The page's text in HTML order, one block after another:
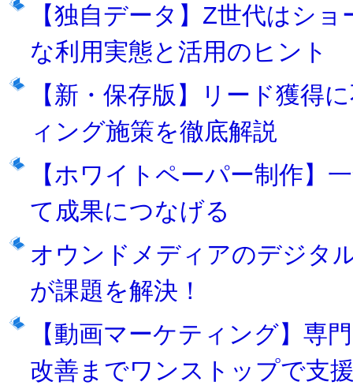
【独自データ】Z世代はシ
な利用実態と活用のヒント
【新・保存版】リード獲得
ィング施策を徹底解説
【ホワイトペーパー制作】
て成果につなげる
オウンドメディアのデジタ
が課題を解決！
【動画マーケティング】専
改善までワンストップで支